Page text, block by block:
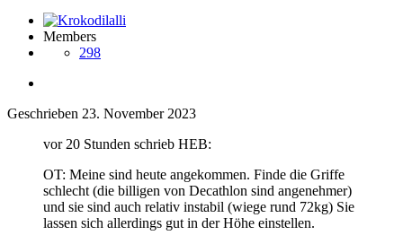
Members
298
Geschrieben 23. November 2023
vor 20 Stunden schrieb HEB:
OT: Meine sind heute angekommen. Finde die Griffe
schlecht (die billigen von Decathlon sind angenehmer)
und sie sind auch relativ instabil (wiege rund 72kg) Sie
lassen sich allerdings gut in der Höhe einstellen.